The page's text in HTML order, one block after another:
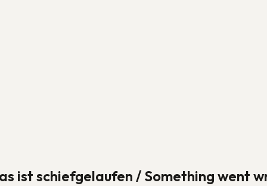
ist schiefgelaufen / Something went